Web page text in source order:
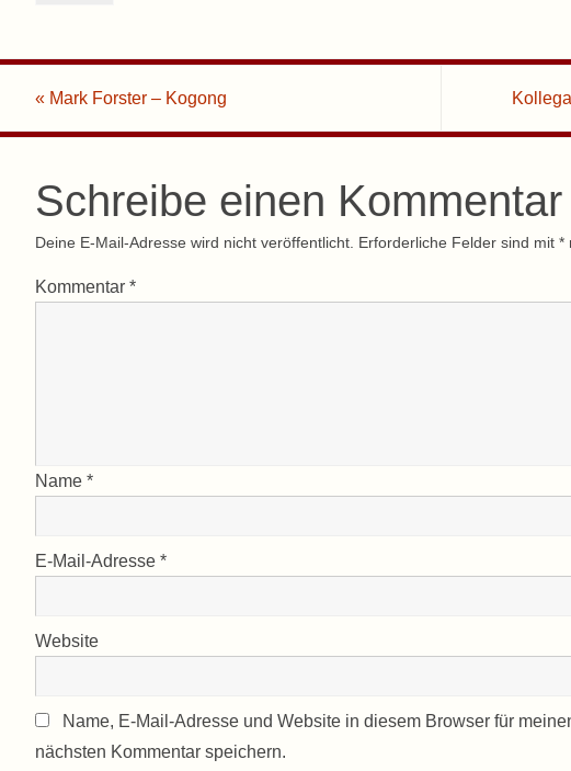
« Mark Forster – Kogong
Schreibe einen Kommentar
Deine E-Mail-Adresse wird nicht veröffentlicht. Erforderliche Felder sind mit *
Kommentar *
Name *
E-Mail-Adresse *
Website
Name, E-Mail-Adresse und Website in diesem Browser für
nächsten Kommentar speichern.